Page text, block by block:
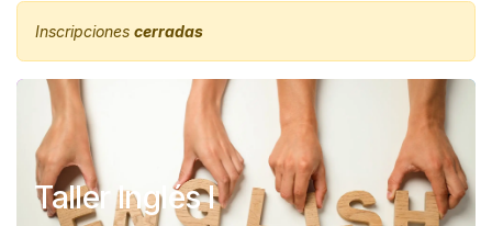
Inscripciones cerradas
Taller Inglés I